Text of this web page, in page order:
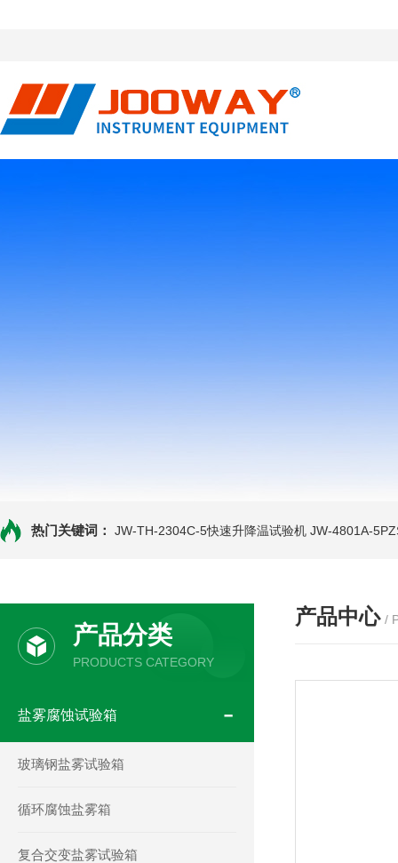
热门关键词： JW-TH-2304C-5快速升降温试验机 JW-4801A-
产品分类
PRODUCTS CATEGORY
盐雾腐蚀试验箱
玻璃钢盐雾试验箱
循环腐蚀盐雾箱
复合交变盐雾试验箱
产品中心 /